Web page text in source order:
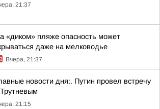
21:37
«диком» пляже опасность может
даже на мелководье
Вчера, 21:37
новости дня:. Путин провел встречу
21:15